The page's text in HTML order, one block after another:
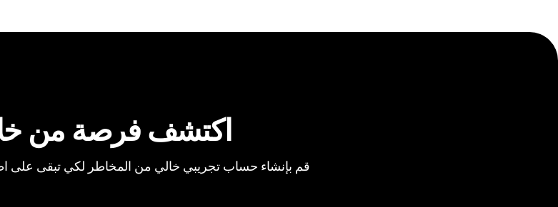
اكتشف فرصة من
قم بإنشاء حساب تجريبي خالي من المخاطر لكي تبقى على